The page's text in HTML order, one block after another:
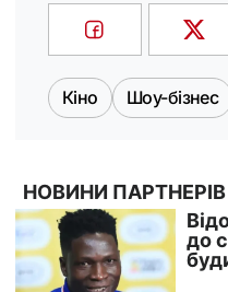
Кіно Шоу-бізнес